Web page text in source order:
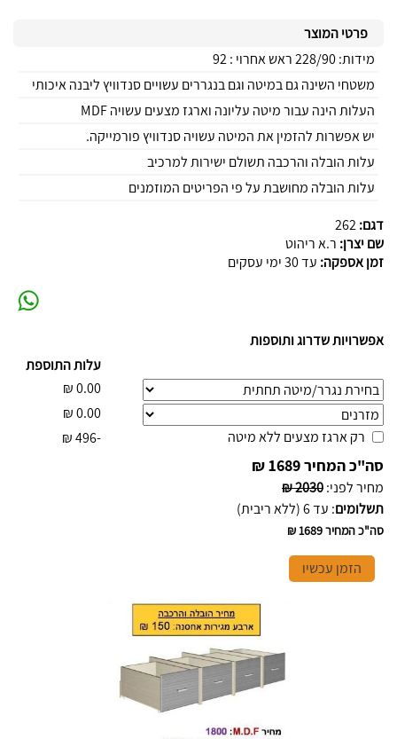
פרטי המוצר
מידות: 228/90 ראש אחרוי : 92
משטחי השינה גם במיטה וגם בנגררים עשויים סנדוויץ ליבנה איכותי
העלות הינה עבור מיטה עליונה וארגז מצעים עשויה MDF
יש אפשרות להזמין את המיטה עשויה סנדוויץ פורמייקה.
עלות הובלה והרכבה תשולם ישירות למרכיב
עלות הובלה מחושבת על פי הפריטים המוזמנים
דגם:262
שם יצרן: ר.א ריהוט
זמן אספקה: עד 30 ימי עסקים
אפשרויות שדרוג ותוספות
עלות התוספת
0.00
₪
0.00
₪
רק ארגז מצעים ללא מיטה
-496
₪
סה"כ המחיר1689 ₪
מחיר לפני:
2030 ₪
תשלומים: עד 6 (ללא ריבית)
סה"כ המחיר1689 ₪
הזמן עכשיו